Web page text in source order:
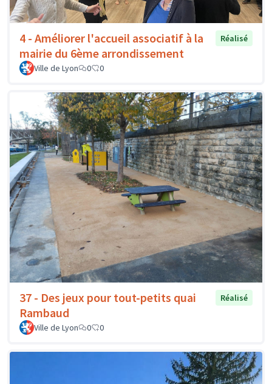
4 - Améliorer l'accueil associatif à la
mairie du 6ème arrondissement
Réalisé
Ville de Lyon 0 0
37 - Des jeux pour tout-petits quai
Rambaud
Réalisé
Ville de Lyon 0 0